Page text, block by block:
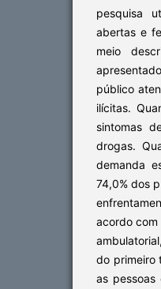
pesquisa
abertas e
meio
público
ilícitas.
sintomas
drogas.
demanda
74,0% dos
acordo
do primeiro
as